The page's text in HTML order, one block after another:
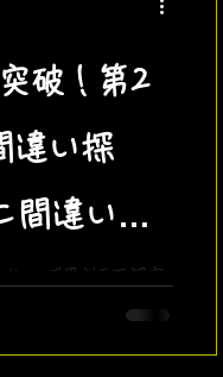
破！第2
違い探
違い探
ーズ累計5万部突
）」にもぜひ挑戦